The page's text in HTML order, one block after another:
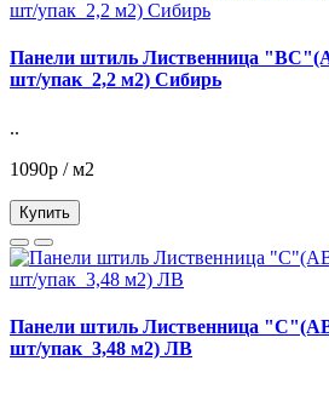
Панели штиль Лиственница
шт/упак_2,2 м2) Сибирь
..
1090р / м2
Купить
Панели штиль Лиственница
шт/упак_3,48 м2) ЛВ